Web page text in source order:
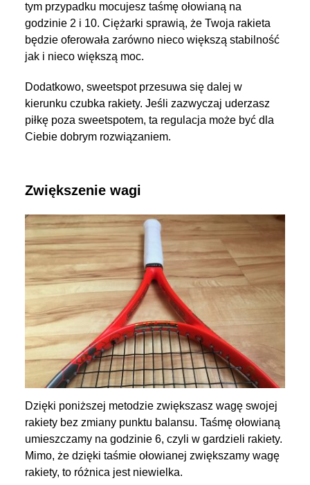
tym przypadku mocujesz taśmę ołowianą na
godzinie 2 i 10. Ciężarki sprawią, że Twoja rakieta
będzie oferowała zarówno nieco większą stabilność
jak i nieco większą moc.
Dodatkowo, sweetspot przesuwa się dalej w
kierunku czubka rakiety. Jeśli zazwyczaj uderzasz
piłkę poza sweetspotem, ta regulacja może być dla
Ciebie dobrym rozwiązaniem.
Zwiększenie wagi
Dzięki poniższej metodzie zwiększasz wagę swojej
rakiety bez zmiany punktu balansu. Taśmę ołowianą
umieszczamy na godzinie 6, czyli w gardzieli rakiety.
Mimo, że dzięki taśmie ołowianej zwiększamy wagę
rakiety, to różnica jest niewielka.